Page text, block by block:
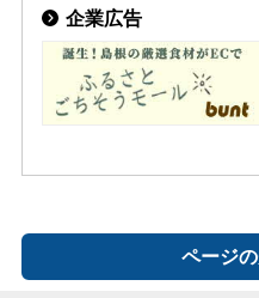
企業広告
ページ